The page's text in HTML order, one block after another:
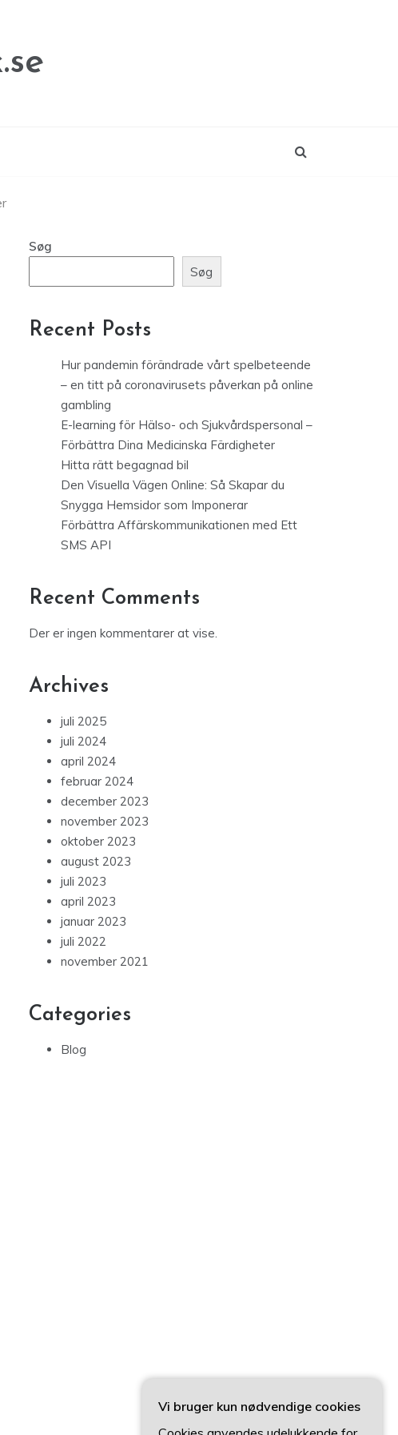
Søg
Søg
Recent Posts
Hur pandemin förändrade vårt spelbeteende
– en titt på coronavirusets påverkan på online
gambling
E-learning för Hälso- och Sjukvårdspersonal –
Förbättra Dina Medicinska Färdigheter
Hitta rätt begagnad bil
Den Visuella Vägen Online: Så Skapar du
Snygga Hemsidor som Imponerar
Förbättra Affärskommunikationen med Ett
SMS API
Recent Comments
Der er ingen kommentarer at vise.
Archives
juli 2025
juli 2024
april 2024
februar 2024
december 2023
november 2023
oktober 2023
august 2023
juli 2023
april 2023
januar 2023
juli 2022
november 2021
Categories
Blog
Vi bruger kun nødvendige cookies